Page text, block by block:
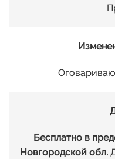
Бесплатно в
Новгородской обл.